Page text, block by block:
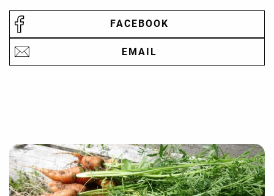
FACEBOOK
EMAIL